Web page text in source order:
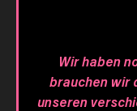
Wir haben
brauchen wir
unseren